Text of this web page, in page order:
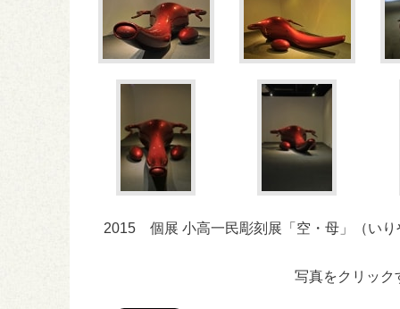
2015 個展 小高一民彫刻展「空・母」（いり
写真をクリック